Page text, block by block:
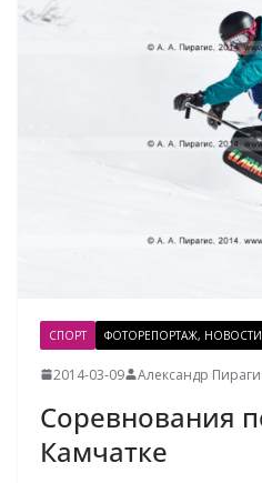
СПОРТ ФОТОРЕПОРТАЖ, НОВОСТИ
2014-03-09 Александр
Соревнования
Камчатке